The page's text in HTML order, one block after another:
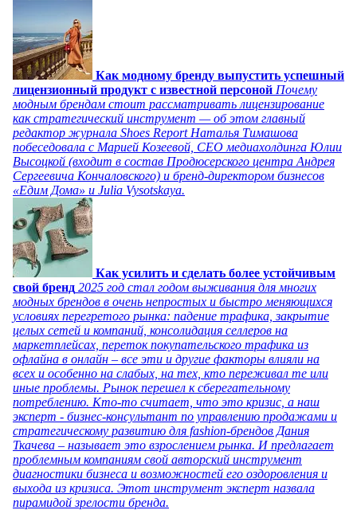
Как модному бренду выпустить успешный
лицензионный продукт с известной персоной Почему
модным брендам стоит рассматривать лицензирование
как стратегический инструмент — об этом главный
редактор журнала Shoes Report Наталья Тимашова
побеседовала с Марией Козеевой, СЕО медиахолдинга Юлии
Высоцкой (входит в состав Продюсерского центра Андрея
Сергеевича Кончаловского) и бренд-директором бизнесов
«Едим Дома» и Julia Vysotskaya.
Как усилить и сделать более устойчивым
свой бренд 2025 год стал годом выживания для многих
модных брендов в очень непростых и быстро меняющихся
условиях перегретого рынка: падение трафика, закрытие
целых сетей и компаний, консолидация селлеров на
маркетплейсах, переток покупательского трафика из
офлайна в онлайн – все эти и другие факторы влияли на
всех и особенно на слабых, на тех, кто переживал те или
иные проблемы. Рынок перешел к сберегательному
потреблению. Кто-то считает, что это кризис, а наш
эксперт - бизнес-консультант по управлению продажами и
стратегическому развитию для fashion-брендов Дания
Ткачева – называет это взрослением рынка. И предлагает
проблемным компаниям свой авторский инструмент
диагностики бизнеса и возможностей его оздоровления и
выхода из кризиса. Этот инструмент эксперт назвала
пирамидой зрелости бренда.